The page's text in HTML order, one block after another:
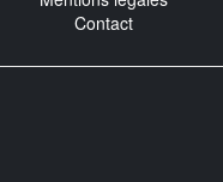
Contact